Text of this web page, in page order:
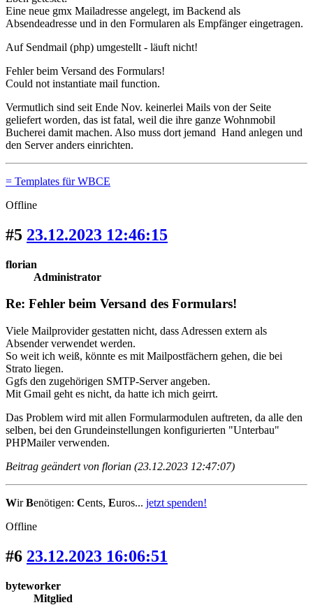
Eine neue gmx Mailadresse angelegt, im Backend als
Absendeadresse und in den Formularen als Empfänger eingetragen.
Auf Sendmail (php) umgestellt - läuft nicht!
Fehler beim Versand des Formulars!
Could not instantiate mail function.
Vermutlich sind seit Ende Nov. keinerlei Mails von der Seite
geliefert worden, das ist fatal, weil die ihre ganze Wohnmobil
Bucherei damit machen. Also muss dort jemand Hand anlegen und
den Server anders einrichten.
= Templates für WBCE
Offline
#5 23.12.2023 12:46:15
florian
Administrator
Re: Fehler beim Versand des Formulars!
Viele Mailprovider gestatten nicht, dass Adressen extern als
Absender verwendet werden.
So weit ich weiß, könnte es mit Mailpostfächern gehen, die bei
Strato liegen.
Ggfs den zugehörigen SMTP-Server angeben.
Mit Gmail geht es nicht, da hatte ich mich geirrt.
Das Problem wird mit allen Formularmodulen auftreten, da alle den
selben, bei den Grundeinstellungen konfigurierten "Unterbau"
PHPMailer verwenden.
Beitrag geändert von florian (23.12.2023 12:47:07)
WirBenötigen: Cents, Euros... jetzt spenden!
Offline
#6 23.12.2023 16:06:51
byteworker
Mitglied